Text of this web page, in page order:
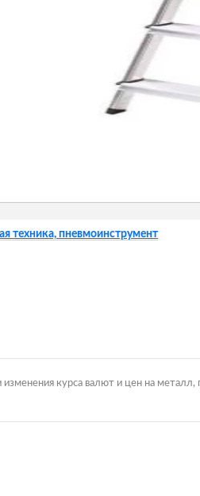
техника, пневмоинструмент
курса валют и цен на